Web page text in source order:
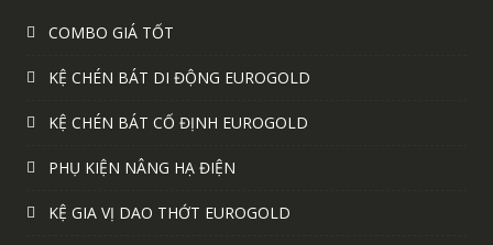
COMBO GIÁ TỐT
KỆ CHÉN BÁT DI ĐỘNG EUROGOLD
KỆ CHÉN BÁT CỐ ĐỊNH EUROGOLD
PHỤ KIỆN NÂNG HẠ ĐIỆN
KỆ GIA VỊ DAO THỚT EUROGOLD